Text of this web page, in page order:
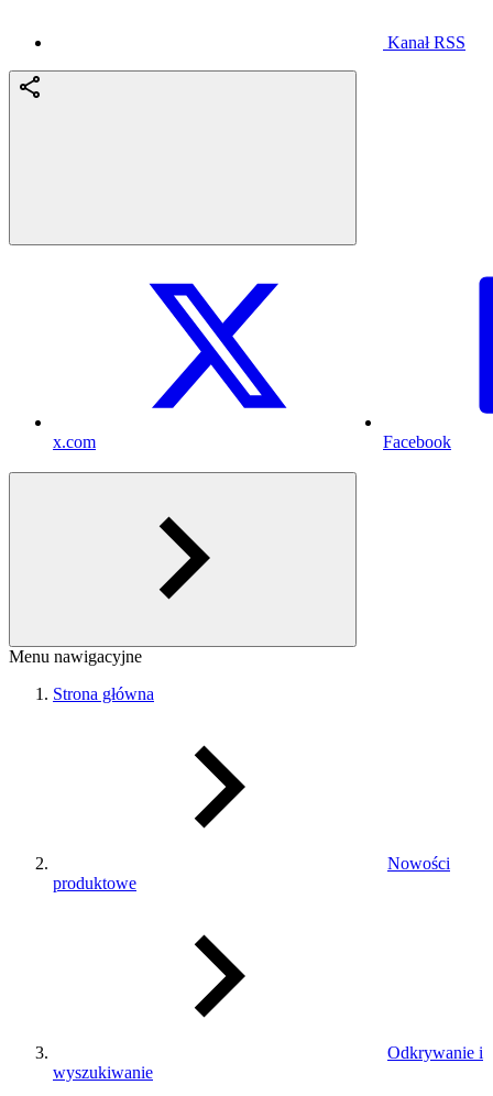
Kanał RSS
x.com Facebook
Menu nawigacyjne
Strona główna
Nowości
produktowe
Odkrywanie i
wyszukiwanie